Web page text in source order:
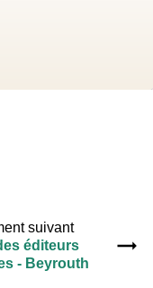
suivant
éditeurs
- Beyrouth